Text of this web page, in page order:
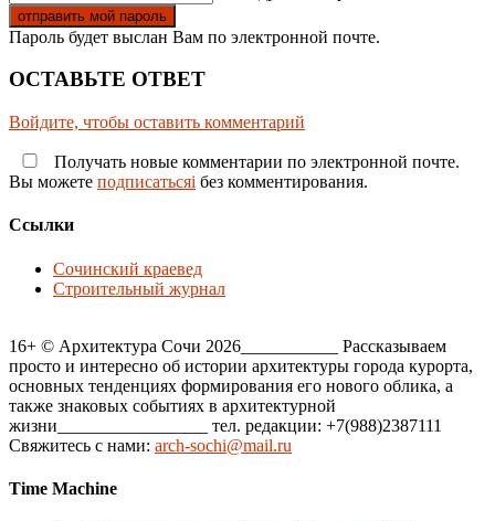
Пароль будет выслан Вам по электронной почте.
ОСТАВЬТЕ ОТВЕТ
Войдите, чтобы оставить комментарий
Получать новые комментарии по электронной почте.
Вы можете подписатьсяi без комментирования.
Ссылки
Сочинский краевед
Строительный журнал
16+ © Архитектура Сочи 2026___________ Рассказываем
просто и интересно об истории архитектуры города курорта,
основных тенденциях формирования его нового облика, а
также знаковых событиях в архитектурной
жизни_________________ тел. редакции: +7(988)2387111
Свяжитесь с нами: arch-sochi@mail.ru
Time Machine